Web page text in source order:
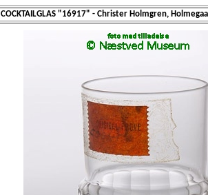
COCKTAILGLAS "16917" - Christer Holmgren,